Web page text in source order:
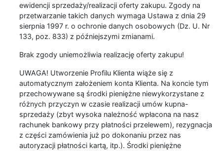
ewidencji sprzedaży/realizacji oferty zakupu. Zgody na
przetwarzanie takich danych wymaga Ustawa z dnia 29
sierpnia 1997 r. o ochronie danych osobowych (Dz. U. Nr
133, poz. 833) z późniejszymi zmianami.
Brak zgody uniemożliwia realizację oferty zakupu!
UWAGA! Utworzenie Profilu Klienta wiąże się z
automatycznym założeniem konta Klienta. Na koncie tym
przechowywane są środki pieniężne niewykorzystane z
różnych przyczyn w czasie realizacji umów kupna-
sprzedaży (zbyt wysoka należność wpłacona na nasz
rachunek bankowy przy płatności przelewem), rezygnacja
z części zamówienia już po dokonaniu przez nas
autoryzacji płatności kartą, itp.). Środki pieniężne